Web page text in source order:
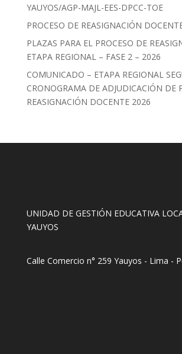
YAUYOS/AGP-MAJL-EES-DPCC-TOE
PROCESO DE REASIGNACIÓN
PLAZAS PARA EL PROCESO DE
ETAPA REGIONAL – FASE 2 – 2026
COMUNICADO – ETAPA REGIONAL
CRONOGRAMA DE ADJUDICACIÓN DE
REASIGNACIÓN DOCENTE 2026
UNIDAD DE GESTIÓN EDUCATIVA
YAUYOS
Calle Comercio n° 259 Yauyos - Lima -